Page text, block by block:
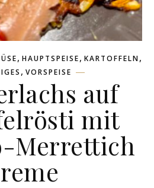
, HAUPTSPEISE, KARTOFFELN,
, VORSPEISE
auf
mit
Merrettich